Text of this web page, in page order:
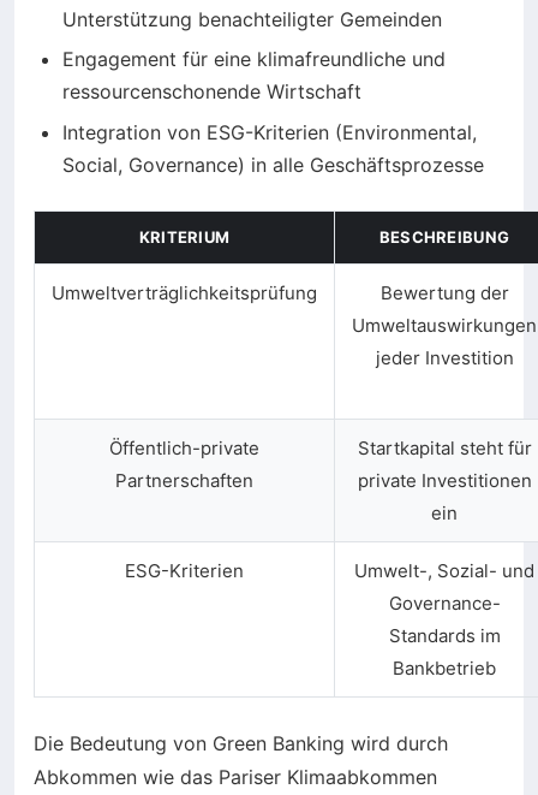
Unterstützung benachteiligter Gemeinden
Engagement für eine klimafreundliche und
ressourcenschonende Wirtschaft
Integration von ESG-Kriterien (Environmental,
Social, Governance) in alle Geschäftsprozesse
KRITERIUM BESCHREIBUNG
Umweltverträglichkeitsprüfung
Bewertung der
Umweltauswirkungen
jeder Investition
Öffentlich-private
Partnerschaften
Startkapital steht für
private Investitionen
ein
ESG-Kriterien
Umwelt-, Sozial- und
Governance-
Standards im
Bankbetrieb
Die Bedeutung von Green Banking wird durch
Abkommen wie das Pariser Klimaabkommen